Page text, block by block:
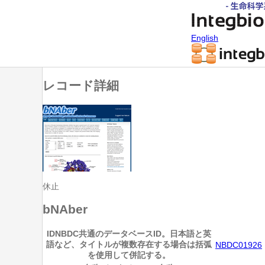
English
レコード詳細
休止
bNAber
IDNBDC共通のデータベースID。日本語と英
語など、タイトルが複数存在する場合は括弧
を使用して併記する。
NBDC01926